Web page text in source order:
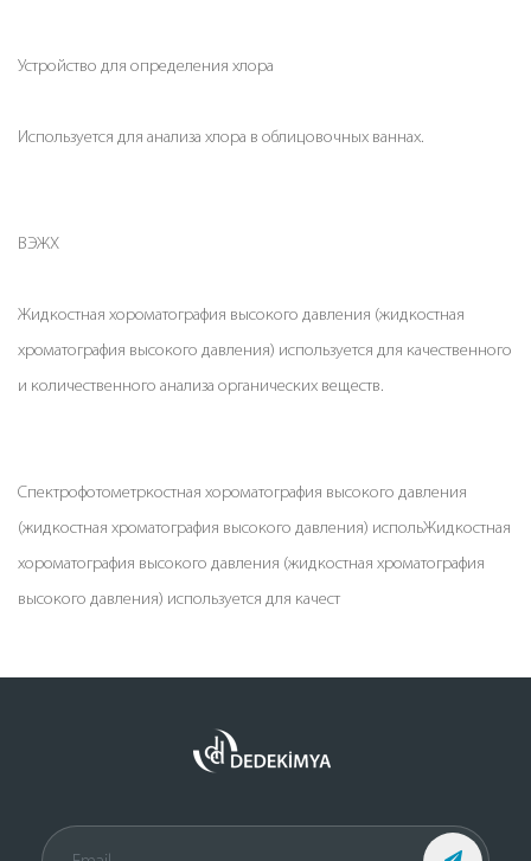
Устройство для определения хлора
Используется для анализа хлора в облицовочных ваннах.
ВЭЖХ
Жидкостная хороматография высокого давления (жидкостная
хроматография высокого давления) используется для качественного
и количественного анализа органических веществ.
Спектрофотометркостная хороматография высокого давления
(жидкостная хроматография высокого давления) испольЖидкостная
хороматография высокого давления (жидкостная хроматография
высокого давления) используется для качест